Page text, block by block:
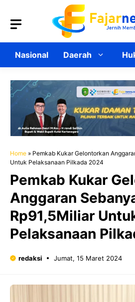
Nasional Daerah
Home » Pemkab Kukar Gelontorkan
Untuk Pelaksanaan Pilkada 2024
Pemkab Kukar
Anggaran
Rp91,5Miliar
Pelaksanaan
redaksi Jumat, 15 Maret 2024